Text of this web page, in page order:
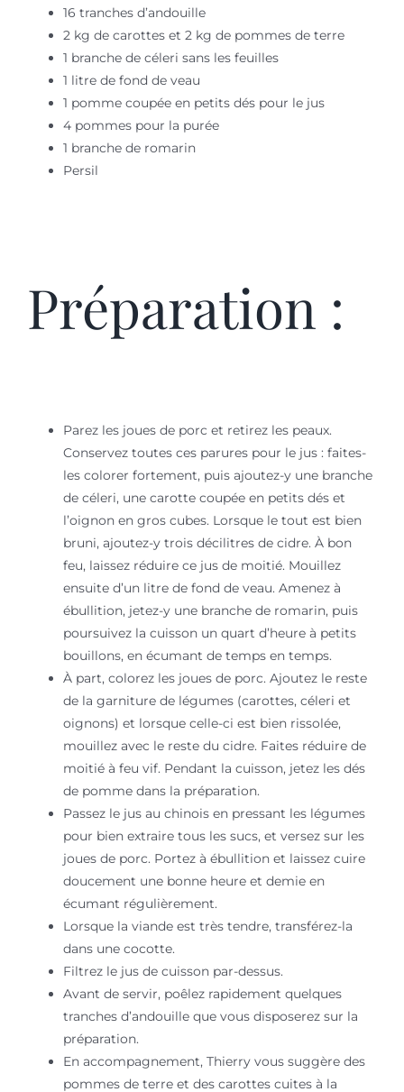
16 tranches d’andouille
2 kg de carottes et 2 kg de pommes de terre
1 branche de céleri sans les feuilles
1 litre de fond de veau
1 pomme coupée en petits dés pour le jus
4 pommes pour la purée
1 branche de romarin
Persil
Préparation :
Parez les joues de porc et retirez les peaux.
Conservez toutes ces parures pour le jus : faites-
les colorer fortement, puis ajoutez-y une branche
de céleri, une carotte coupée en petits dés et
l’oignon en gros cubes. Lorsque le tout est bien
bruni, ajoutez-y trois décilitres de cidre. À bon
feu, laissez réduire ce jus de moitié. Mouillez
ensuite d’un litre de fond de veau. Amenez à
ébullition, jetez-y une branche de romarin, puis
poursuivez la cuisson un quart d’heure à petits
bouillons, en écumant de temps en temps.
À part, colorez les joues de porc. Ajoutez le reste
de la garniture de légumes (carottes, céleri et
oignons) et lorsque celle-ci est bien rissolée,
mouillez avec le reste du cidre. Faites réduire de
moitié à feu vif. Pendant la cuisson, jetez les dés
de pomme dans la préparation.
Passez le jus au chinois en pressant les légumes
pour bien extraire tous les sucs, et versez sur les
joues de porc. Portez à ébullition et laissez cuire
doucement une bonne heure et demie en
écumant régulièrement.
Lorsque la viande est très tendre, transférez-la
dans une cocotte.
Filtrez le jus de cuisson par-dessus.
Avant de servir, poêlez rapidement quelques
tranches d’andouille que vous disposerez sur la
préparation.
En accompagnement, Thierry vous suggère des
pommes de terre et des carottes cuites à la